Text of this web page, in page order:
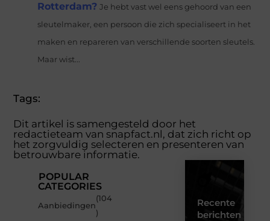
Rotterdam? Je hebt vast wel eens gehoord van een
sleutelmaker, een persoon die zich specialiseert in het
maken en repareren van verschillende soorten sleutels.
Maar wist...
Tags:
Dit artikel is samengesteld door het
redactieteam van snapfact.nl, dat zich richt op
het zorgvuldig selecteren en presenteren van
betrouwbare informatie.
POPULAR
CATEGORIES
Aanbiedingen
(104
)
Recente
berichten